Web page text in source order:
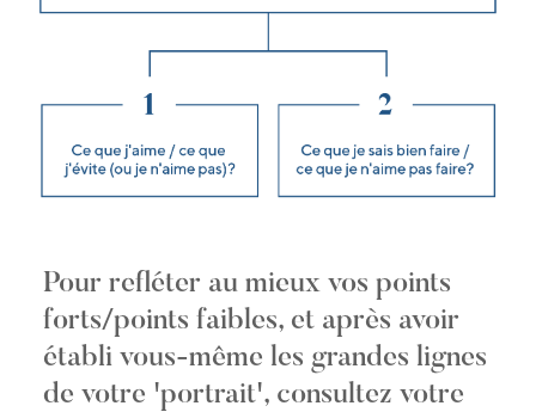
Pour refléter au mieux vos points
forts/points faibles, et après avoir
établi vous-même les grandes lignes
de votre 'portrait', consultez votre